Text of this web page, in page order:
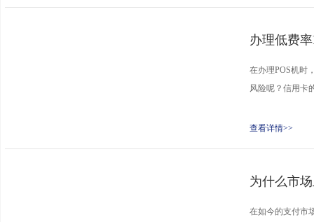
办理低费
在办理POS机时
风险呢？信用卡
查看详情>>
为什么市
在如今的支付市